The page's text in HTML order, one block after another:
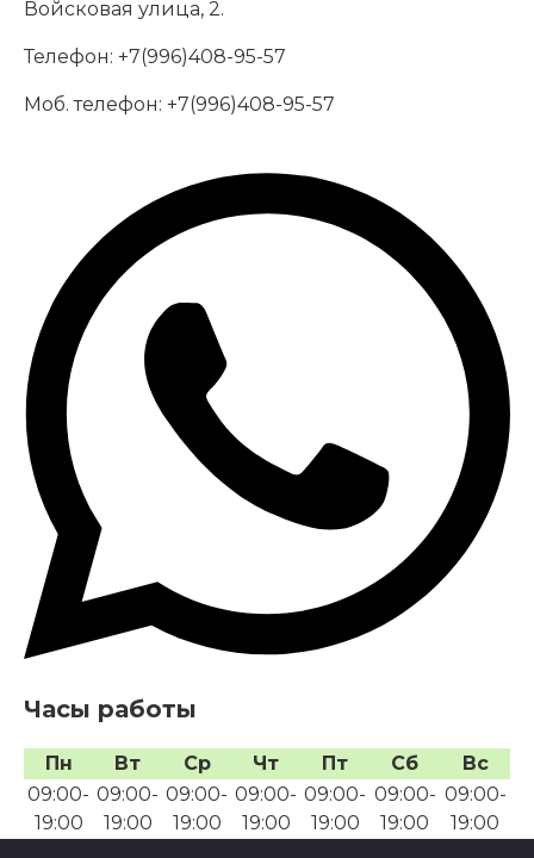
Войсковая улица, 2.
Телефон: +7(996)408-95-57
Моб. телефон: +7(996)408-95-57
Часы работы
Пн Вт Ср Чт Пт Сб
Вс
09:00-
19:00
09:00-
19:00
09:00-
19:00
09:00-
19:00
09:00-
19:00
09:00-
19:00
09:00-
19:00